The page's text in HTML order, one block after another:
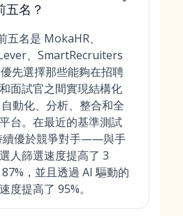
五名？
五名是 MokaHR、
、SmartRecruiters
先選擇那些能夠在招聘
面試官之間實現結構化
動化、分析、整合和全
台。在最近的基準測試
續優於競爭對手——與手
人篩選速度提高了 3
，並且透過 AI 驅動的
度提高了 95%。